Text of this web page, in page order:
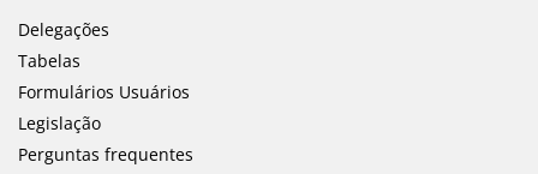
Delegações
Tabelas
Formulários Usuários
Legislação
Perguntas frequentes